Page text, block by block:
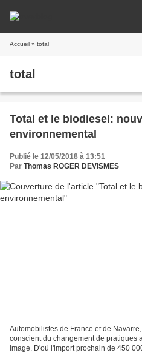
Accueil » total
total
Total et le biodiesel:
environnemental
Publié le 12/05/2018 à 13:51
Par Thomas ROGER DEVISMES
Automobilistes de France et de
conscient du changement de pratiques
image. D'où l'import prochain de 450